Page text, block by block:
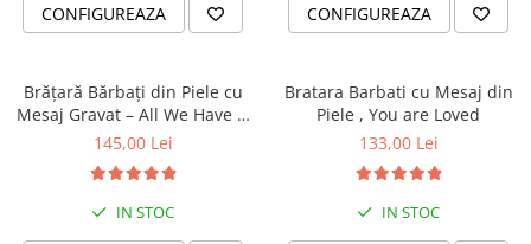
CONFIGUREAZA CONFIGUREAZA
Brățară Bărbați din Piele cu
Mesaj Gravat – All We Have Is
Now
145,00 Lei
IN STOC
Bratara Barbati cu Mesaj din
Piele , You are Loved
133,00 Lei
IN STOC